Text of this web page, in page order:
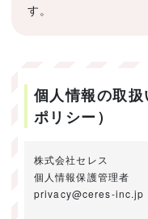
す。
個人情報の取
ポリシー）
株式会社セレス
個人情報保護管理者
privacy@ceres-inc.jp